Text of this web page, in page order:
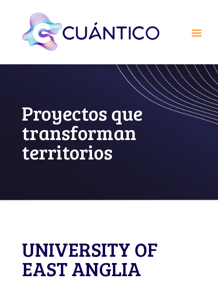
Proyectos que
transforman
territorios
UNIVERSITY OF
EAST ANGLIA